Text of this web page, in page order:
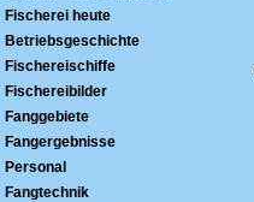
Fischerei heute
Betriebsgeschichte
Fischereischiffe
Fischereibilder
Fanggebiete
Fangergebnisse
Personal
Fangtechnik